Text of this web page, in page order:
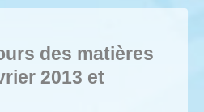
des matières
2013 et